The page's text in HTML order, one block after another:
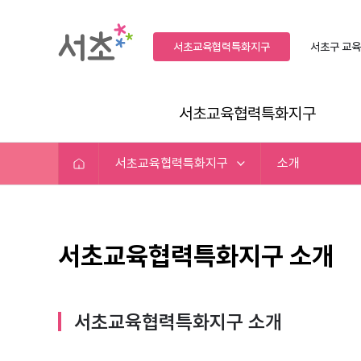
서초교육협력특화지구 서초구교
서초교육협력특화지구
서초교육협력특화지구 소개
서초교육협력특화지구 소개
서초교육협력특화지구 소개​